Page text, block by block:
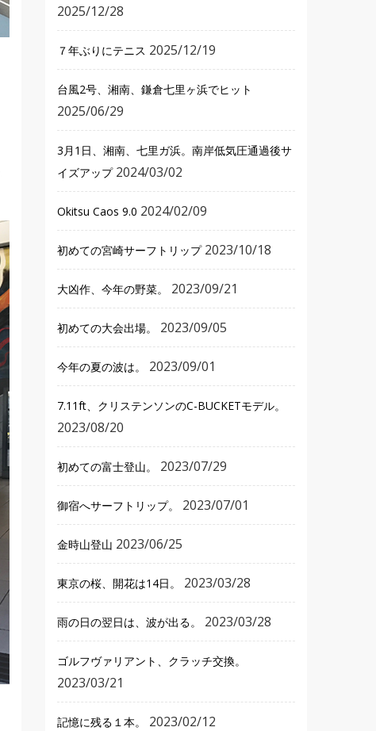
2025/12/28
７年ぶりにテニス 2025/12/19
台風2号、湘南、鎌倉七里ヶ浜でヒット
2025/06/29
3月1日、湘南、七里ガ浜。南岸低気圧通過後サ
イズアップ 2024/03/02
Okitsu Caos 9.0 2024/02/09
初めての宮崎サーフトリップ 2023/10/18
大凶作、今年の野菜。 2023/09/21
初めての大会出場。 2023/09/05
今年の夏の波は。 2023/09/01
7.11ft、クリステンソンのC-BUCKETモデル。
2023/08/20
初めての富士登山。 2023/07/29
御宿へサーフトリップ。 2023/07/01
金時山登山 2023/06/25
東京の桜、開花は14日。 2023/03/28
雨の日の翌日は、波が出る。 2023/03/28
ゴルフヴァリアント、クラッチ交換。
2023/03/21
記憶に残る１本。 2023/02/12